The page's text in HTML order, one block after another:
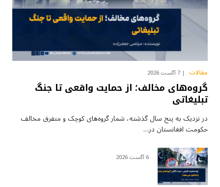
مقالات 7 آگست 2026
گروه‌های مخالف؛ از حمایت واقعی تا جنگ
تبلیغاتی
در نزدیک به پنج سال گذشته، شمار گروه‌های کوچک و متفرق مخالف
حکومت افغانستان در…
6 آگست 2026